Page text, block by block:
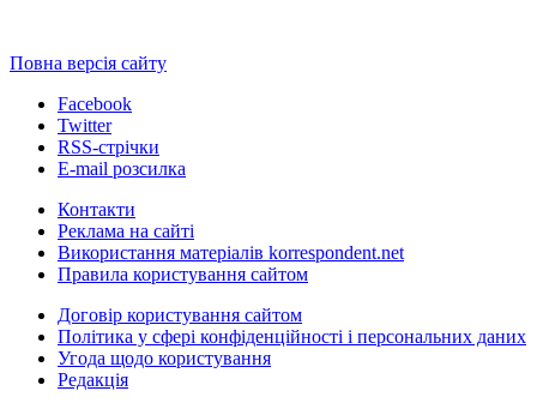
Повна версія сайту
Facebook
Twitter
RSS-стрічки
E-mail розсилка
Контакти
Реклама на сайті
Використання матеріалів korrespondent.net
Правила користування сайтом
Договір користування сайтом
Політика у сфері конфіденційності і персональних даних
Угода щодо користування
Редакція